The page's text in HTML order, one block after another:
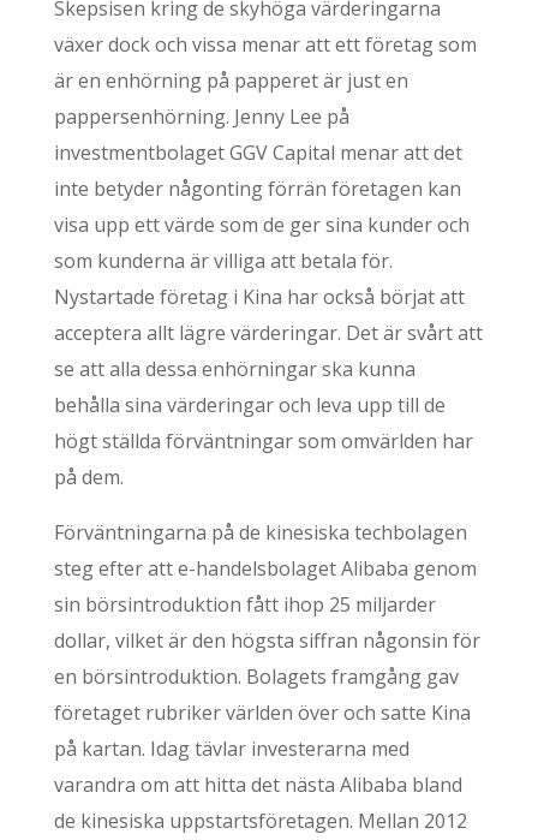
Skepsisen kring de skyhöga värderingarna
växer dock och vissa menar att ett företag som
är en enhörning på papperet är just en
pappersenhörning. Jenny Lee på
investmentbolaget GGV Capital menar att det
inte betyder någonting förrän företagen kan
visa upp ett värde som de ger sina kunder och
som kunderna är villiga att betala för.
Nystartade företag i Kina har också börjat att
acceptera allt lägre värderingar. Det är svårt att
se att alla dessa enhörningar ska kunna
behålla sina värderingar och leva upp till de
högt ställda förväntningar som omvärlden har
på dem.
Förväntningarna på de kinesiska techbolagen
steg efter att e-handelsbolaget Alibaba genom
sin börsintroduktion fått ihop 25 miljarder
dollar, vilket är den högsta siffran någonsin för
en börsintroduktion. Bolagets framgång gav
företaget rubriker världen över och satte Kina
på kartan. Idag tävlar investerarna med
varandra om att hitta det nästa Alibaba bland
de kinesiska uppstartsföretagen. Mellan 2012